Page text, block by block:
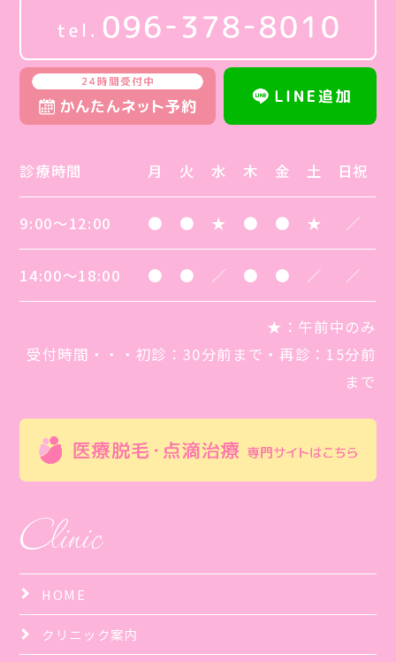
診療時間 月 火 水 木 金 土 日祝
9:00～12:00 ● ● ★ ● ● ★ ／
14:00～18:00 ● ● ／ ● ● ／ ／
★ ：午前中のみ
受付時間・・・初診：30分前まで・再診：15分前
まで
Clinic
HOME
クリニック案内